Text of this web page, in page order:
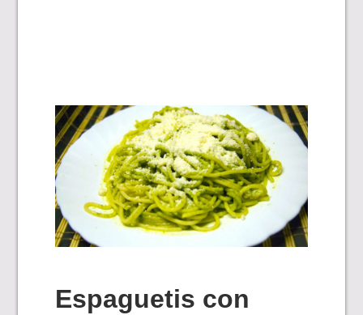
Espaguetis con